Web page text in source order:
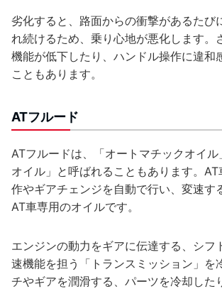
劣化すると、路面からの衝撃があるたび
れ続けるため、乗り心地が悪化します。
機能が低下したり、ハンドル操作に違和
こともあります。
ATフルード
ATフルードは、「オートマチックオイ
オイル」と呼ばれることもあります。
作やギアチェンジを自動で行い、変速す
AT車専用のオイルです。
エンジンの動力をギアに伝達する、シフ
速機能を担う「トランスミッション」を
チやギアを潤滑する、パーツを冷却した